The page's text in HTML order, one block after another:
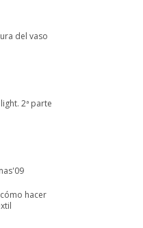
del vaso
2ª parte
hacer